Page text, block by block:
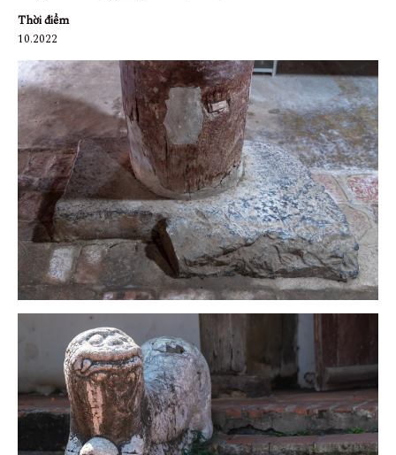
Thời điểm
10.2022